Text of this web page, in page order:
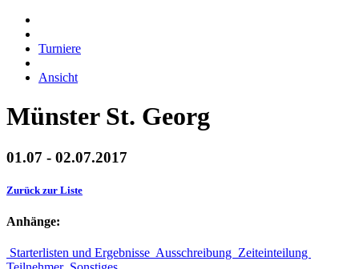
Turniere
Ansicht
Münster St. Georg
01.07 - 02.07.2017
Zurück zur Liste
Anhänge:
Starterlisten und Ergebnisse Ausschreibung Zeiteinteilung